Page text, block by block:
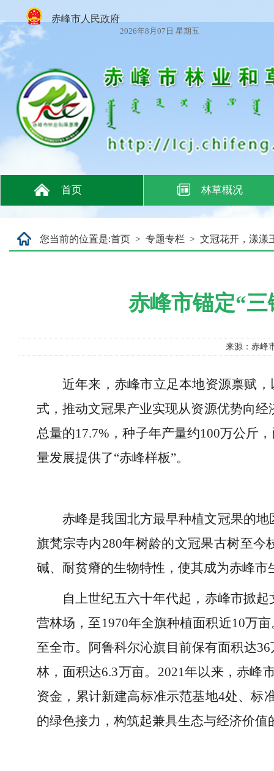
赤峰市人民政府
2026年8月07日 星期五
首页 林草概况
您当前的位置是:首页 > 专题专栏 > 文冠花开，漾漾
赤峰市锚定“
来源：赤峰
近年来，赤峰市立足本地资源禀赋
式，推动文冠果产业实现从资源优势向
总量的17.7%，种子年产量约100万公斤
量发展提供了“赤峰样板”。
赤峰是我国北方最早种植文冠果的
旗梵宗寺内280年树龄的文冠果古树至
碱、耐贫瘠的生物特性，使其成为赤峰市
自上世纪五六十年代起，赤峰市掀
营林场，至1970年全旗种植面积近10万
至全市。阿鲁科尔沁旗目前保有面积达
林，面积达6.3万亩。2021年以来，赤峰
资金，累计新建高标准示范基地4处、标
的绿色接力，构筑起兼具生态与经济价值